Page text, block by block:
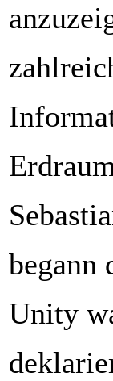
begann
Unity